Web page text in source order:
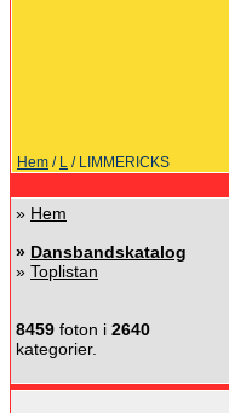
Hem / L / LIMMERICKS
» Hem
» Dansbandskatalog
» Toplistan
8459 foton i 2640
kategorier.